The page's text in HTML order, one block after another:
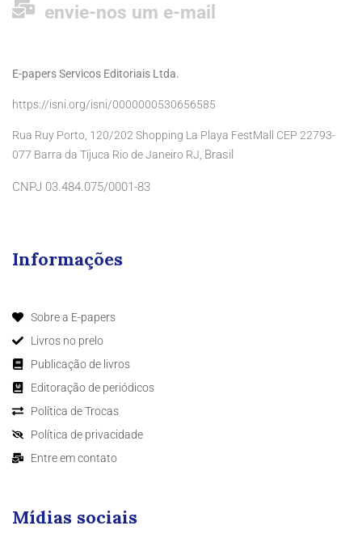
envie-nos um e-mail
E-papers Servicos Editoriais Ltda.
https://isni.org/isni/0000000530656585
Rua Ruy Porto, 120/202 Shopping La Playa FestMall CEP 22793-
077 Barra da Tijuca Rio de Janeiro RJ, Brasil
CNPJ 03.484.075/0001-83
Informações
Sobre a E-papers
Livros no prelo
Publicação de livros
Editoração de periódicos
Política de Trocas
Política de privacidade
Entre em contato
Mídias sociais